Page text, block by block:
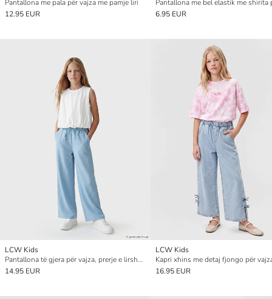
Pantallona me pala për vajza me pamje liri
12.95 EUR
6.95 EUR
LCW Kids
Pantallona të gjera për vajza, prerje e lirshme
14.95 EUR
LCW Kids
Kapri xhins me detaj fjongo për
16.95 EUR